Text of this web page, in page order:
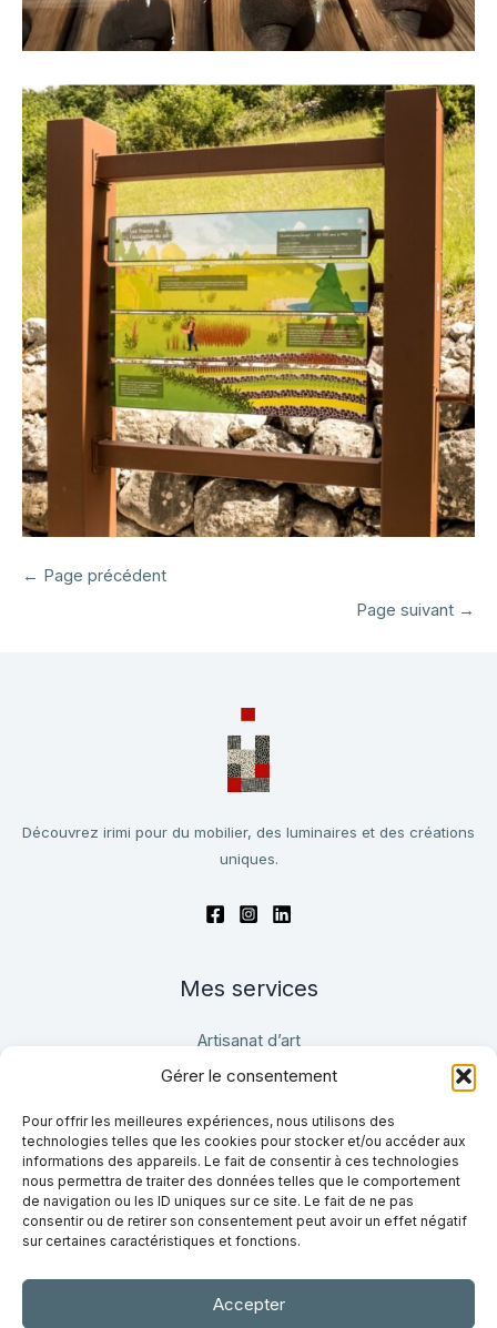
Gérer le consentement
Pour offrir les meilleures expériences, nous utilisons des
technologies telles que les cookies pour stocker et/ou accéder aux
informations des appareils. Le fait de consentir à ces technologies
nous permettra de traiter des données telles que le comportement
de navigation ou les ID uniques sur ce site. Le fait de ne pas
consentir ou de retirer son consentement peut avoir un effet négatif
sur certaines caractéristiques et fonctions.
Accepter
← Page précédent
Page suivant →
Découvrez irimi pour du mobilier, des luminaires et des créations
uniques.
Mes services
Artisanat d’art
En savoir plus
À propos de moi
Mes dernières réalisations
Où voir mon travail ?
Me contacter